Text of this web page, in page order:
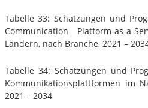
Tabelle 33: Schätzungen und
Communication Platform-as-a-
Ländern, nach Branche, 2021 –
Tabelle 34: Schätzungen und
Kommunikationsplattformen im
2021 – 2034